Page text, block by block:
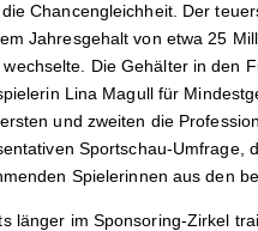
Chancengleichheit. Der
Jahresgehalt von etwa 25
Die Gehälter in den
Lina Magull für
und zweiten die
Sportschau-Umfrage,
Spielerinnen aus den
länger im Sponsoring-Zirkel